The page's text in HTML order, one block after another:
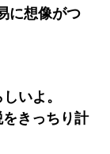
に想像がつ
いよ。
きっちり計